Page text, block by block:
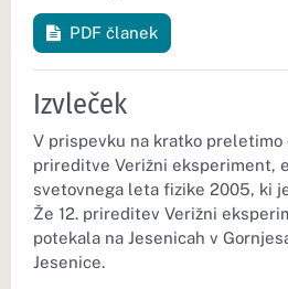
PDF članek
Izvleček
V prispevku na kratko
prireditve Verižni eksperiment,
svetovnega leta fizike 2005, ki
Že 12. prireditev Verižni
potekala na Jesenicah v
Jesenice.